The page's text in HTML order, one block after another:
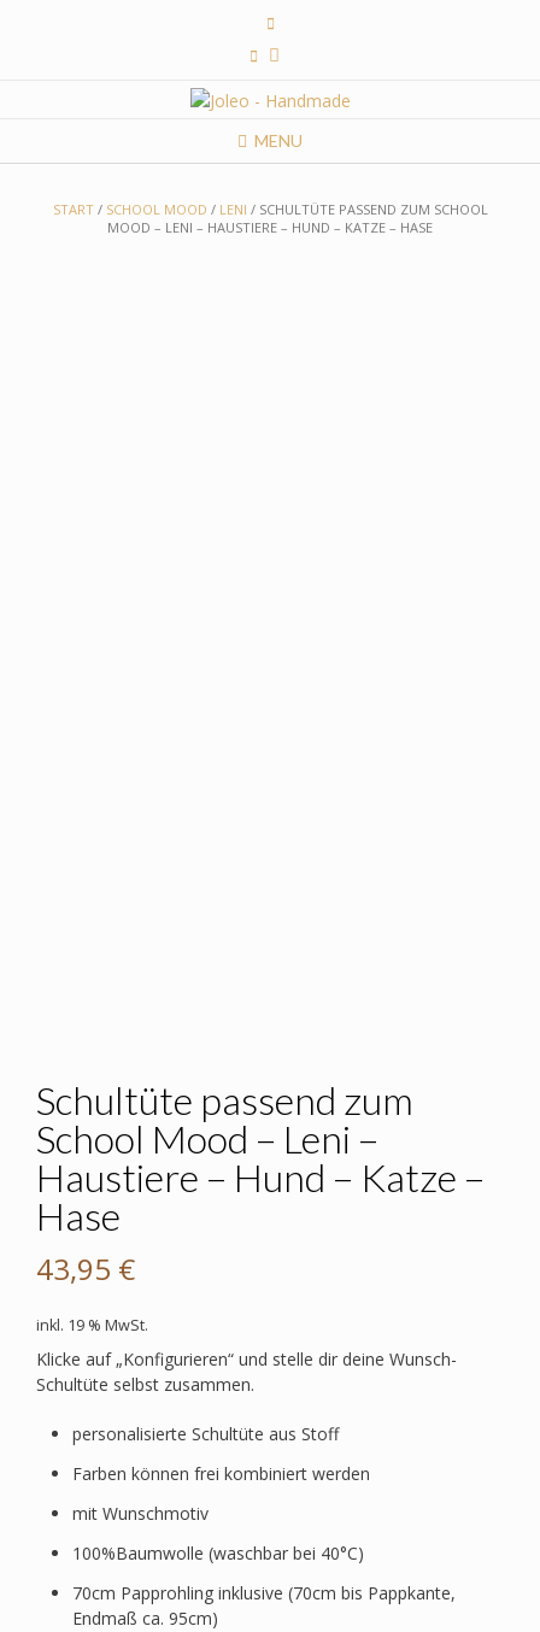
MENU
START/ SCHOOL MOOD / LENI / SCHULTÜTE PASSEND ZUM SCHOOL
MOOD – LENI – HAUSTIERE – HUND – KATZE – HASE
Schultüte passend zum
School Mood – Leni –
Haustiere – Hund – Katze –
Hase
43,95 €
inkl. 19 % MwSt.
Klicke auf „Konfigurieren“ und stelle dir deine Wunsch-
Schultüte selbst zusammen.
personalisierte Schultüte aus Stoff
Farben können frei kombiniert werden
mit Wunschmotiv
100%Baumwolle (waschbar bei 40°C)
70cm Papprohling inklusive (70cm bis Pappkante,
Endmaß ca. 95cm)